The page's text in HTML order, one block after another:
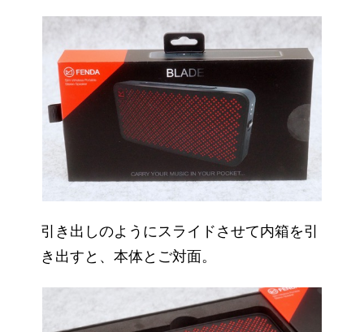
引き出しのようにスライドさせて内箱を引
き出すと、本体とご対面。